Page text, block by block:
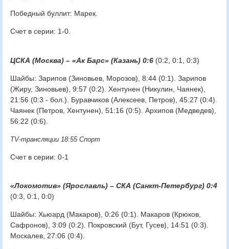
Победный буллит: Марек.
Счет в серии: 1-0.
ЦСКА (Москва) – «Ак Барс» (Казань) 0:6 (0:2, 0:1, 0:3)
Шайбы: Зарипов (Зиновьев, Морозов), 8:44 (0:1). Зарипов
(Жиру, Зиновьев), 9:57 (0:2). Хентунен (Никулин, Чаянек),
21:56 (0:3 - бол.). Буравчиков (Алексеев, Петров), 45:27 (0:4).
Чаянек (Петров, Хентунен), 51:16 (0:5). Архипов (Медведев),
56:22 (0:6).
TV-трансляции 18:55 Спорт
Счет в серии: 0-1
«Локомотив» (Ярославль) – СКА (Санкт-Петербург) 0:4
(0:3, 0:1, 0:0)
Шайбы: Хьюард (Макаров), 0:26 (0:1). Макаров (Крюков,
Сафронов), 3:09 (0:2). Покровский (Бут, Гусев), 14:51 (0:3).
Москалев, 27:06 (0:4).